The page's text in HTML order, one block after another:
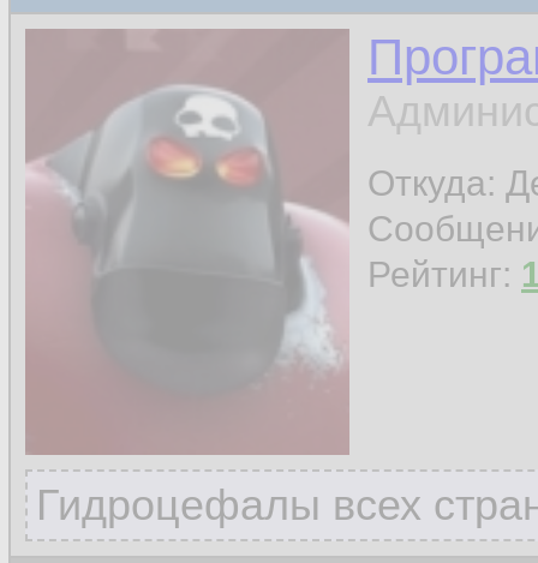
Откуда:
Рейтинг:
Гидроцефалы всех